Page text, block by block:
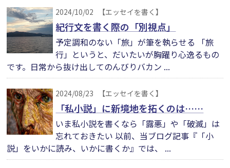
2024/10/02 【エッセイを書く】
紀行文を書く際の「別視点」
予定調和のない「旅」が筆を執らせる 「旅
行」というと、だいたいが胸躍り心逸るもの
です。日常から抜け出してのんびりバカン ...
2024/08/23 【エッセイを書く】
「私小説」に新境地を拓くのは……
いま私小説を書くなら「露悪」や「破滅」は
忘れておきたい 以前、当ブログ記事『「小
説」をいかに読み、いかに書くか』では、 ...